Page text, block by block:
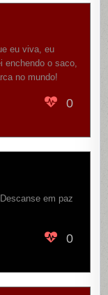
eu viva, eu
enchendo o saco,
no mundo!
0
em paz
0